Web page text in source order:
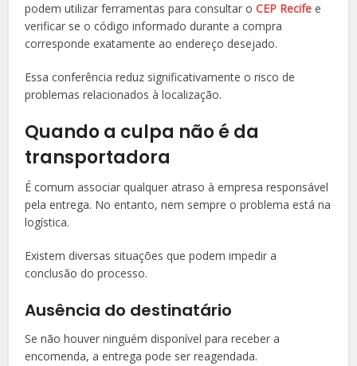
podem utilizar ferramentas para consultar oCEP Recife e
verificar se o código informado durante a compra
corresponde exatamente ao endereço desejado.
Essa conferência reduz significativamente o risco de
problemas relacionados à localização.
Quando a culpa não é da
transportadora
É comum associar qualquer atraso à empresa responsável
pela entrega. No entanto, nem sempre o problema está na
logística.
Existem diversas situações que podem impedir a
conclusão do processo.
Ausência do destinatário
Se não houver ninguém disponível para receber a
encomenda, a entrega pode ser reagendada.